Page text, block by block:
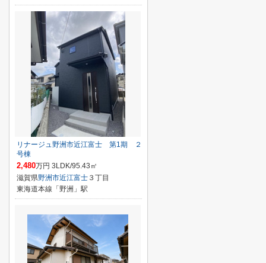
リナージュ野洲市近江富士 第1期 ２
号棟
2,480万円 3LDK/95.43㎡
滋賀県野洲市近江富士 ３丁目
東海道本線「野洲」駅